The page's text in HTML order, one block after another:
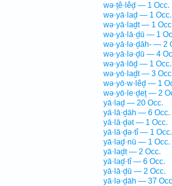
wə·ṯê·lêḏ — 1 Occ.
wə·yā·laḏ — 1 Occ.
wə·yā·laḏt — 1
wə·yā·lā·ḏū — 1
wə·yā·lə·ḏāh- — 2
wə·yā·lə·ḏū — 4
wə·yā·lōḏ — 1 Occ.
wə·yō·laḏt — 3
wə·yō·w·lêḏ — 1
wə·yō·le·ḏeṯ — 2
yā·laḏ — 20 Occ.
yā·lā·ḏāh — 6 Occ.
yā·lā·ḏət — 1 Occ.
yā·lā·ḏə·tî — 1 Occ.
yā·laḏ·nū — 1 Occ.
yā·laḏt — 2 Occ.
yā·laḏ·tî — 6 Occ.
yā·lā·ḏū — 2 Occ.
yā·lə·ḏāh — 37